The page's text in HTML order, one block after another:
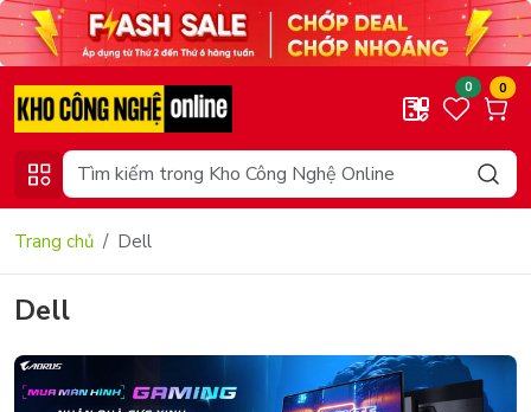
0 0
Trang chủ Dell
Dell